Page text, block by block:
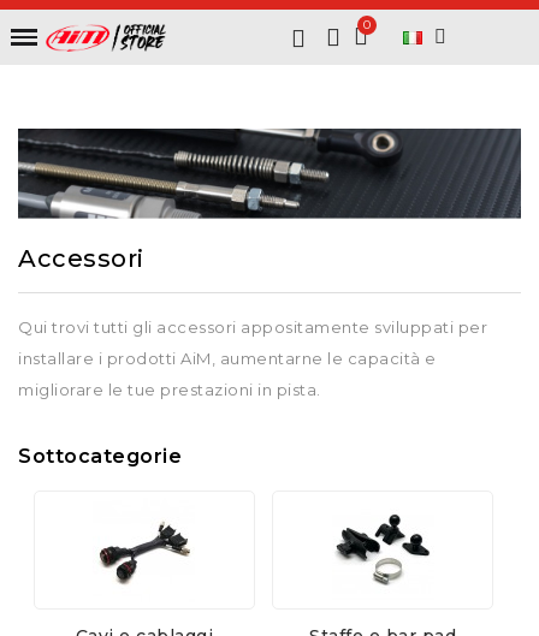
Accessori
Qui trovi tutti gli accessori appositamente sviluppati per
installare i prodotti AiM, aumentarne le capacità e
migliorare le tue prestazioni in pista.
Sottocategorie